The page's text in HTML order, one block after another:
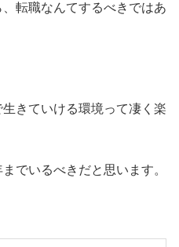
転職なんてするべきではあ
きていける環境って凄く楽
でいるべきだと思います。